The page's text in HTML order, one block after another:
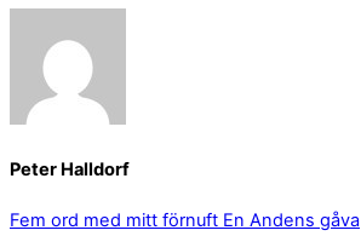
Peter Halldorf
Fem ord med mitt förnuft En Andens gåva